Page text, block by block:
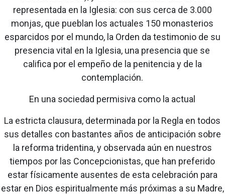
representada en la Iglesia: con sus cerca de 3.000
monjas, que pueblan los actuales 150 monasterios
esparcidos por el mundo, la Orden da testimonio de su
presencia vital en la Iglesia, una presencia que se
califica por el empeño de la penitencia y de la
contemplación.
En una sociedad permisiva como la actual
La estricta clausura, determinada por la Regla en todos
sus detalles con bastantes años de anticipación sobre
la reforma tridentina, y observada aún en nuestros
tiempos por las Concepcionistas, que han preferido
estar físicamente ausentes de esta celebración para
estar en Dios espiritualmente más próximas a su Madre,